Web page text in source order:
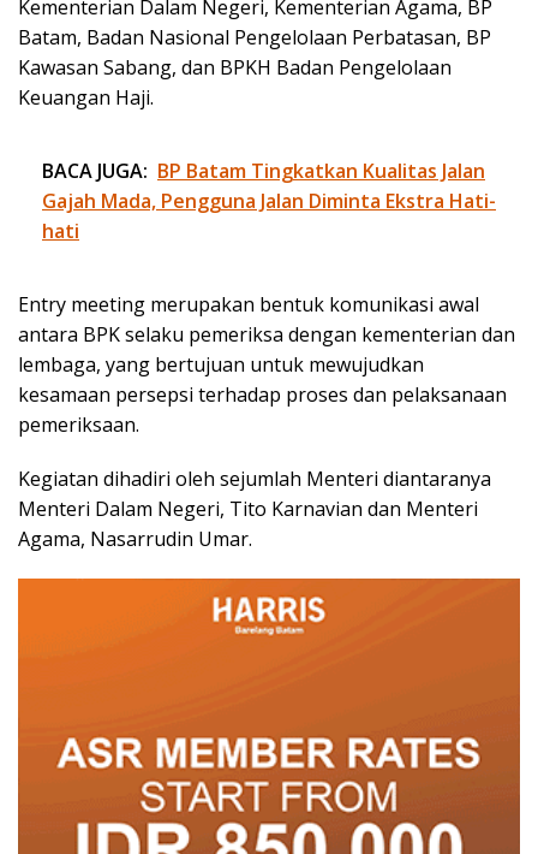
Kementerian Dalam Negeri, Kementerian Agama, BP
Batam, Badan Nasional Pengelolaan Perbatasan, BP
Kawasan Sabang, dan BPKH Badan Pengelolaan
Keuangan Haji.
BACA JUGA: BP Batam Tingkatkan Kualitas Jalan
Gajah Mada, Pengguna Jalan Diminta Ekstra Hati-
hati
Entry meeting merupakan bentuk komunikasi awal
antara BPK selaku pemeriksa dengan kementerian dan
lembaga, yang bertujuan untuk mewujudkan
kesamaan persepsi terhadap proses dan pelaksanaan
pemeriksaan.
Kegiatan dihadiri oleh sejumlah Menteri diantaranya
Menteri Dalam Negeri, Tito Karnavian dan Menteri
Agama, Nasarrudin Umar.